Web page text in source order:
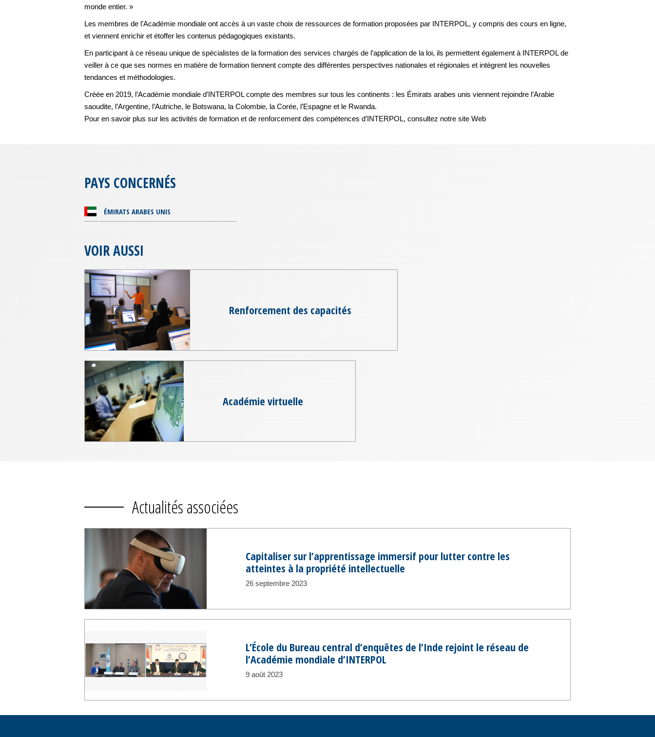
monde entier. »
Les membres de l’Académie mondiale ont accès à un vaste choix de ressources de formation proposées par INTERPOL, y compris des cours en ligne,
et viennent enrichir et étoffer les contenus pédagogiques existants.
En participant à ce réseau unique de spécialistes de la formation des services chargés de l’application de la loi, ils permettent également à INTERPOL de
veiller à ce que ses normes en matière de formation tiennent compte des différentes perspectives nationales et régionales et intègrent les nouvelles
tendances et méthodologies.
Créée en 2019, l’Académie mondiale d’INTERPOL compte des membres sur tous les continents : les Émirats arabes unis viennent rejoindre l’Arabie
saoudite, l’Argentine, l’Autriche, le Botswana, la Colombie, la Corée, l’Espagne et le Rwanda.
Pour en savoir plus sur les activités de formation et de renforcement des compétences d’INTERPOL, consultez notre site Web
PAYS CONCERNÉS
ÉMIRATS ARABES UNIS
VOIR AUSSI
Renforcement des capacités
Académie virtuelle
Actualités associées
Capitaliser sur l’apprentissage immersif pour lutter contre les
atteintes à la propriété intellectuelle
26 septembre 2023
L’École du Bureau central d’enquêtes de l’Inde rejoint le réseau de
l’Académie mondiale d’INTERPOL
9 août 2023